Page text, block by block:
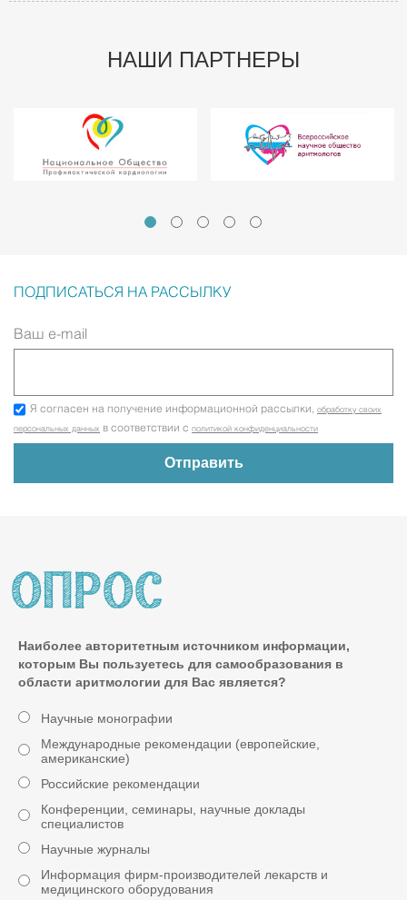
НАШИ ПАРТНЕРЫ
ПОДПИСАТЬСЯ НА РАССЫЛКУ
Ваш e-mail
Я согласен на получение информационной рассылки, обработку своих
персональных данных в соответствии с политикой конфиденциальности
Наиболее авторитетным источником информации,
которым Вы пользуетесь для самообразования в
области аритмологии для Вас является?
Научные монографии
Международные рекомендации (европейские,
американские)
Российские рекомендации
Конференции, семинары, научные доклады
специалистов
Научные журналы
Информация фирм-производителей лекарств и
медицинского оборудования